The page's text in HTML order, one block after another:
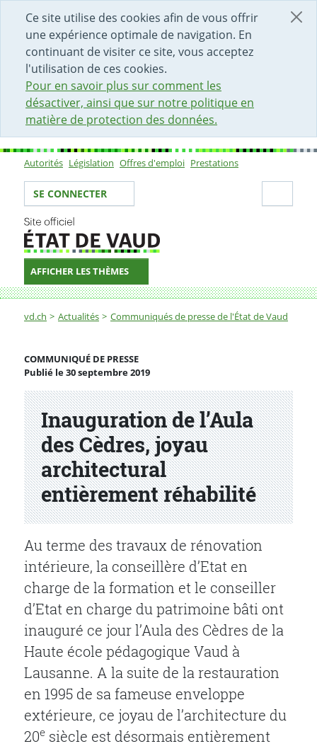
Ce site utilise des cookies afin de vous offrir
une expérience optimale de navigation. En
continuant de visiter ce site, vous acceptez
l'utilisation de ces cookies.
Pour en savoir plus sur comment les
désactiver, ainsi que sur notre politique en
matière de protection des données.
DÉBUT DU CONTENU DE LA PAGE
ACCÈS AU CHAMP DE RECHERCHE
PAGE D'ACCUEIL
FORMULAIRE DE CONTACT
Sous-navigation
Autorités Législation Offres d'emploi Prestations
Votre identité
SE CONNECTER
AFFICHER LES THÈMES
Fil d'Ariane
vd.ch Actualités Communiqués de presse de l'État de Vaud
Inauguration de l’Aula des Cèdres, joyau
Inauguration de l’Aula
des Cèdres, joyau
architectural
entièrement réhabilité
COMMUNIQUÉ DE PRESSE
Publié le 30 septembre 2019
Partenaire(s)
Au terme des travaux de rénovation
intérieure, la conseillère d’Etat en
charge de la formation et le conseiller
d’Etat en charge du patrimoine bâti ont
inauguré ce jour l’Aula des Cèdres de la
Haute école pédagogique Vaud à
Lausanne. A la suite de la restauration
en 1995 de sa fameuse enveloppe
extérieure, ce joyau de l’architecture du
20e siècle est désormais entièrement